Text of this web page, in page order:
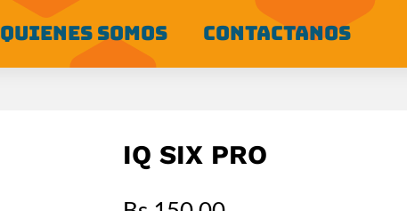
QUIENES SOMOS CONTACTANOS
IQ SIX PRO